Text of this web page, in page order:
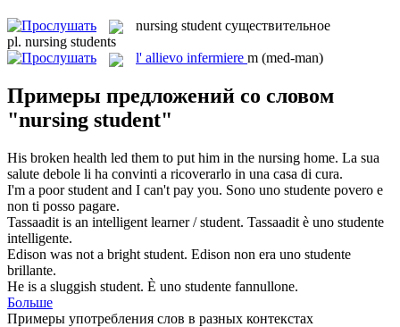
nursing student существительное
pl. nursing students
l' allievo infermiere m (med-man)
Примеры предложений со словом
"nursing student"
His broken health led them to put him in the nursing home. La sua
salute debole li ha convinti a ricoverarlo in una casa di cura.
I'm a poorstudent and I can't pay you. Sono uno studente povero e
non ti posso pagare.
Tassaadit is an intelligent learner /student. Tassaadit è uno studente
intelligente.
Edison was not a bright student. Edison non era uno studente
brillante.
He is a sluggish student. È uno studente fannullone.
Больше
Примеры употребления слов в разных контекстах